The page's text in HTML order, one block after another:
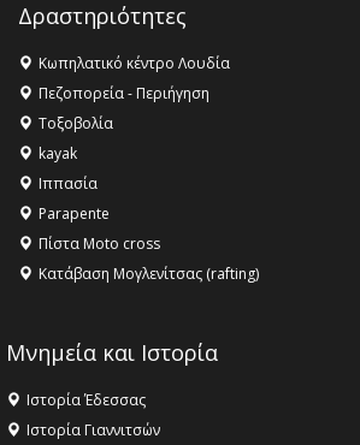
16:27 - Όλυμπος: Εντάχθηκε στον
Κληρονομιάς της UNESCO – Ομόφωνη
Όλυμπος αναγνωρίστηκε ως φυσικό και
αγαθό εξέχουσας οικουμενικής αξίας για
ανθρωπότητα
16:18 -
ΣΤΗΝ ΕΔΕΣΣΑ
Δραστηριότητες
Κωπηλατικό κέντρο Λουδία
Πεζοπορεία - Περιήγηση
Τοξοβολία
kayak
Ιππασία
Parapente
Πίστα Moto cross
Κατάβαση Μογλενίτσας (rafting)
Μνημεία και Ιστορία
Ιστορία Έδεσσας
Ιστορία Γιαννιτσών